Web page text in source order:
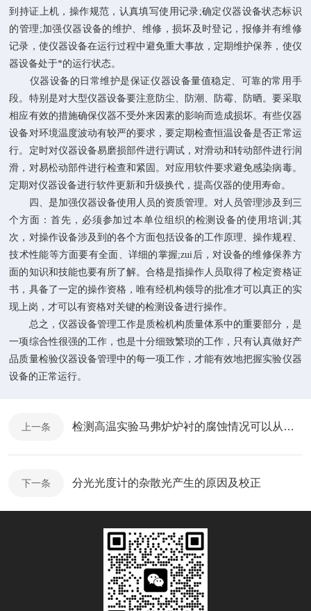
到持证上机，操作规范，认真填写使用记录;确定仪器设备状态标识
的管理;加强仪器设备的维护、维修，损坏及时登记，报修并有维修
记录，使仪器设备在运行过程中避免重大事故，定期维护保养，使仪
器设备处于*的运行状态。
仪器设备的日常维护是保证仪器设备量值稳定、可靠的常用手
段。特别是对大型仪器设备要注意防尘、防潮、防霉、防晒。要采取
相应有效的措施确保仪器不受外来因素的影响而造成损坏。有些仪器
设备对环境温度波动有较严的要求，要定期检查恒温设备是否正常运
行。定时对仪器设备易磨损部件进行调试，对滑动和转动部件进行润
滑，对易松动部件进行检查和紧固。对应用软件要求避免感染病毒。
定期对仪器设备进行软件更新和升级换代，提高仪器的使用寿命。
四、是加强仪器设备使用人员的资质管理。对人员管理涉及到三
个方面：首先，必须参加过本单位组织的检测设备的使用培训;其
次，对操作设备涉及到的各个方面包括设备的工作原理、操作规程、
技术性能等方面要有全面、详细的掌握;zui后，对设备的维修保养方
面的知识和技能也要有所了解。合格是指操作人员取得了检定资格证
书，具备了一定的操作资格，唯有经机构领导的批准才可以真正的实
现上岗，才可以有资格对关键的检测设备进行操作。
总之，仪器设备管理工作是质检机构质量体系中的重要部分，是
一项综合性很强的工作，也是十分细致繁琐的工作，只有认真做好产
品质量检验仪器设备管理中的每一项工作，才能有效地把握实验仪器
设备的正常运行。
上一条 检测高温实验马弗炉炉衬的腐蚀情况可以从哪几种办法查看
下一条 分光光度计的杂散光产生的原因及校正